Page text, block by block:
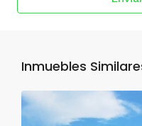
Inmuebles